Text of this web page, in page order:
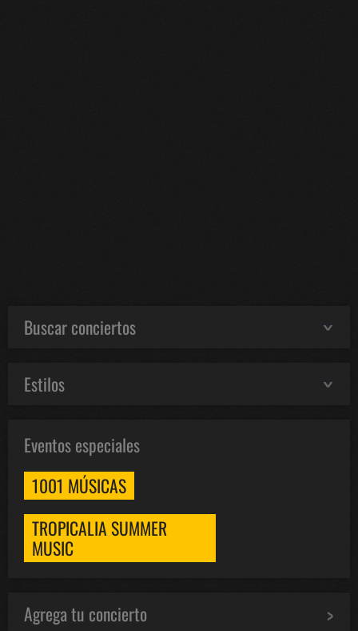
Buscar conciertos
Estilos
Eventos especiales
1001 MÚSICAS
TROPICALIA SUMMER
MUSIC
Agrega tu concierto